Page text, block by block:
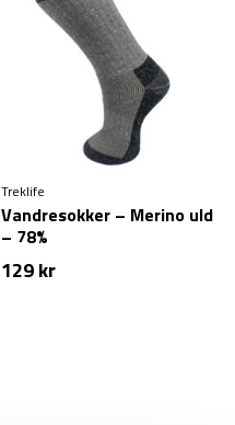
Treklife
Vandresokker – Merino uld
– 78%
129kr